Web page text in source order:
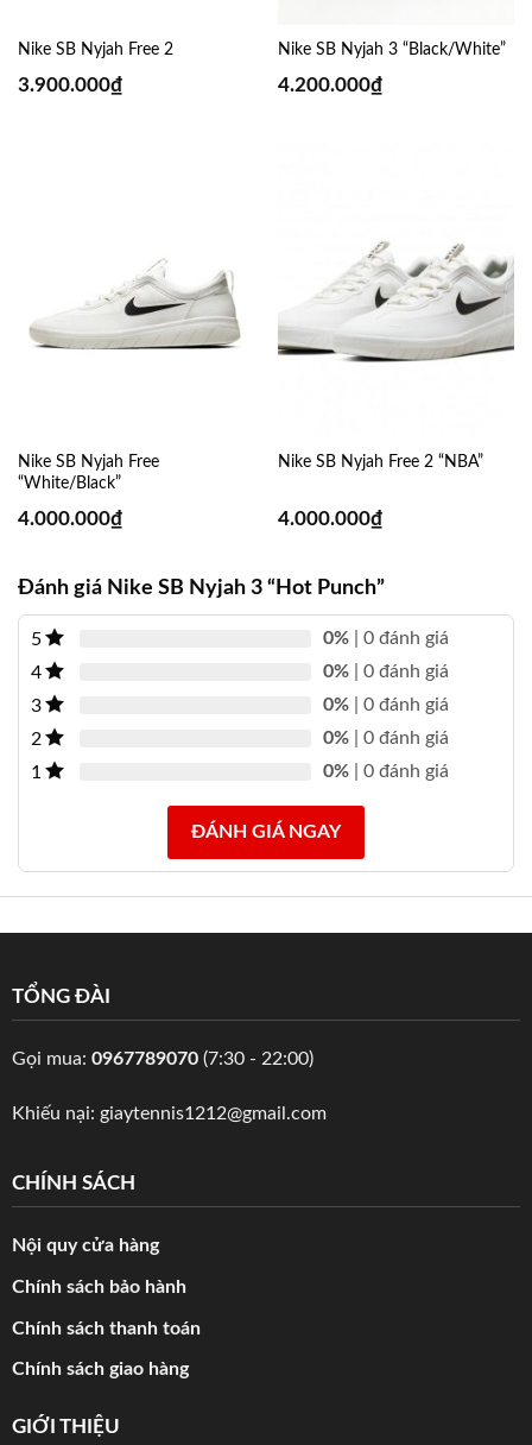
Nike SB Nyjah Free 2
3.900.000₫
Nike SB Nyjah 3 “Black/White”
4.200.000₫
Nike SB Nyjah Free
“White/Black”
4.000.000₫
Nike SB Nyjah Free 2 “NBA”
4.000.000₫
Đánh giá Nike SB Nyjah 3 “Hot Punch”
5 0% | 0 đánh giá
4
0% | 0 đánh giá
3
0% | 0 đánh giá
2
0% | 0 đánh giá
1
0% | 0 đánh giá
ĐÁNH GIÁ NGAY
TỔNG ĐÀI
Gọi mua: 0967789070(7:30 - 22:00)
Khiếu nại: giaytennis1212@gmail.com
CHÍNH SÁCH
Nội quy cửa hàng
Chính sách bảo hành
Chính sách thanh toán
Chính sách giao hàng
GIỚI THIỆU